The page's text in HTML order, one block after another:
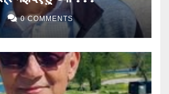
0 COMMENTS